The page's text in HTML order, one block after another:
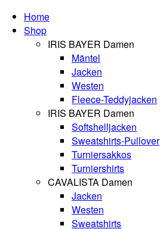
Home
Shop
IRIS BAYER Damen
Mäntel
Jacken
Westen
Fleece-Teddyjacken
IRIS BAYER Damen
Softshelljacken
Sweatshirts-Pullover
Turniersakkos
Turniershirts
CAVALISTA Damen
Jacken
Westen
Sweatshirts